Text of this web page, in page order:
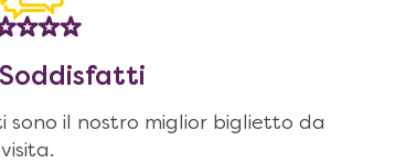
sono il nostro miglior biglietto da
visita.